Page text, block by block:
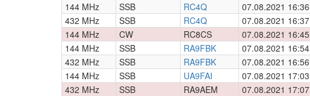
144 MHz
SSB RC4Q 07.08.2021 16:36
432 MHz
SSB RC4Q 07.08.2021 16:37
144 MHz
CW RC8CS 07.08.2021 16:45
144 MHz
SSB RA9FBK 07.08.2021 16:54
432 MHz
SSB RA9FBK 07.08.2021 16:56
144 MHz
SSB UA9FAI 07.08.2021 17:03
432 MHz
SSB RA9AEM 07.08.2021 17:07